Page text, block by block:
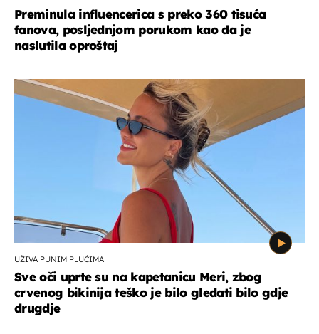
Preminula influencerica s preko 360 tisuća
fanova, posljednjom porukom kao da je
naslutila oproštaj
UŽIVA PUNIM PLUĆIMA
Sve oči uprte su na kapetanicu Meri, zbog
crvenog bikinija teško je bilo gledati bilo gdje
drugdje